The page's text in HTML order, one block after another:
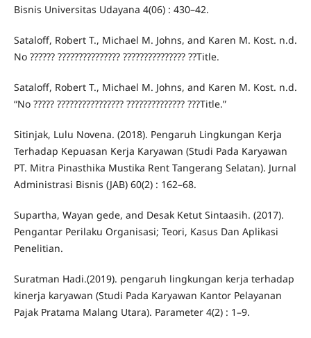
Bisnis Universitas Udayana 4(06) : 430–42.
Sataloff, Robert T., Michael M. Johns, and Karen M. Kost. n.d.
No ?????? ??????????????? ??????????????? ??Title.
Sataloff, Robert T., Michael M. Johns, and Karen M. Kost. n.d.
“No ????? ???????????????? ?????????????? ???Title.”
Sitinjak, Lulu Novena. (2018). Pengaruh Lingkungan Kerja
Terhadap Kepuasan Kerja Karyawan (Studi Pada Karyawan
PT. Mitra Pinasthika Mustika Rent Tangerang Selatan). Jurnal
Administrasi Bisnis (JAB) 60(2) : 162–68.
Supartha, Wayan gede, and Desak Ketut Sintaasih. (2017).
Pengantar Perilaku Organisasi; Teori, Kasus Dan Aplikasi
Penelitian.
Suratman Hadi.(2019). pengaruh lingkungan kerja terhadap
kinerja karyawan (Studi Pada Karyawan Kantor Pelayanan
Pajak Pratama Malang Utara). Parameter 4(2) : 1–9.